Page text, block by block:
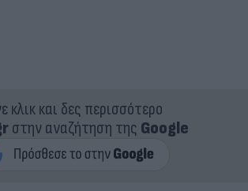
κλικ και δες περισσότερο
στην αναζήτηση της Google